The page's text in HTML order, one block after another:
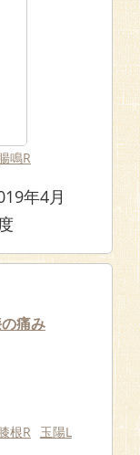
鳴R
年4月
痛み
根R 玉陽L